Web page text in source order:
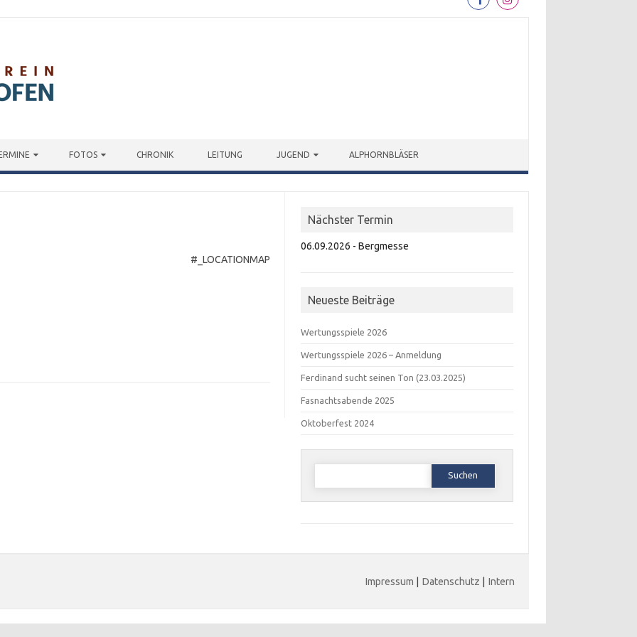
FOTOS CHRONIK LEITUNG JUGEND ALPHORNBLÄSER
#_LOCATIONMAP
Nächster Termin
06.09.2026 - Bergmesse
Neueste Beiträge
Wertungsspiele 2026
Wertungsspiele 2026 – Anmeldung
Ferdinand sucht seinen Ton (23.03.2025)
Fasnachtsabende 2025
Oktoberfest 2024
Suchen
Impressum | Datenschutz | Intern